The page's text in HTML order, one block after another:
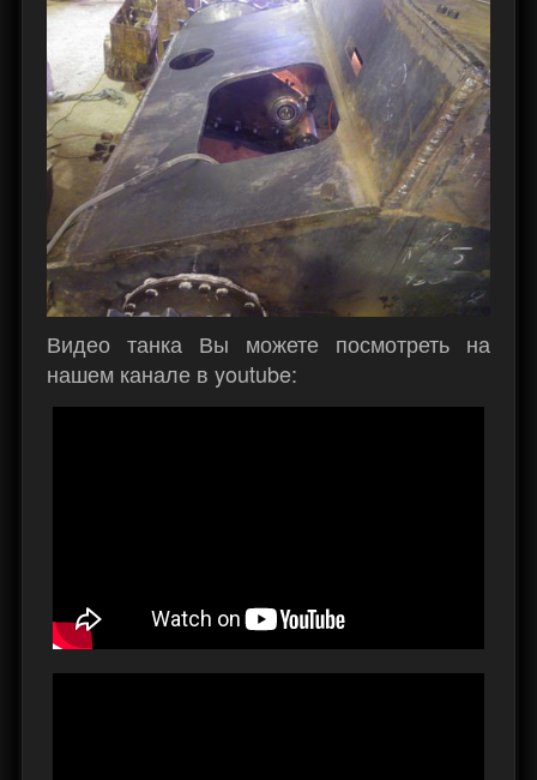
Видео танка Вы можете посмотреть на
нашем канале в youtube: